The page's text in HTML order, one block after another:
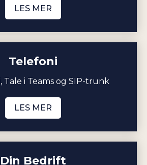
LES MER
Telefoni
Tale i Teams og SIP-trunk
LES MER
Din Bedrift